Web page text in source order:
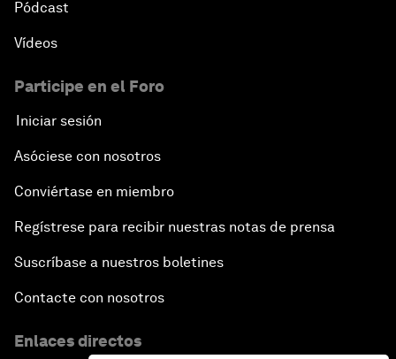
Pódcast
Vídeos
Participe en el Foro
Iniciar sesión
Asóciese con nosotros
Conviértase en miembro
Regístrese para recibir nuestras notas de prensa
Suscríbase a nuestros boletines
Contacte con nosotros
Enlaces directos